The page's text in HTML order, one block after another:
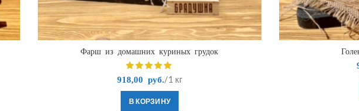
Фарш из домашних куриных грудок
918,00 руб. /1 кг
В КОРЗИНУ